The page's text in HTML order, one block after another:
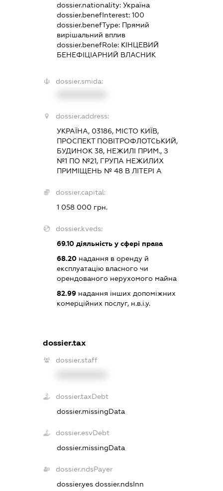
dossier.nationality:Україна
dossier.benefInterest:100
dossier.benefType: Прямий
вирішальний вплив
dossier.benefRole: КІНЦЕВИЙ
БЕНЕФІЦІАРНИЙ ВЛАСНИК
dossier.smida:
dossier.address:
УКРАЇНА, 03186, МІСТО КИЇВ,
ПРОСПЕКТ ПОВІТРОФЛОТСЬКИЙ,
БУДИНОК 38, НЕЖИЛІ ПРИМ., З
№1 ПО №21, ГРУПА НЕЖИЛИХ
ПРИМІЩЕНЬ № 48 В ЛІТЕРІ А
dossier.capital:
1 058 000 грн.
dossier.kveds:
69.10 діяльність у сфері права
68.20 надання в оренду й
експлуатацію власного чи
орендованого нерухомого майна
82.99 надання інших допоміжних
комерційних послуг, н.в.і.у.
dossier.tax
dossier.staff
dossier.taxDebt
dossier.missingData
dossier.esvDebt
dossier.missingData
dossier.ndsPayer
dossier.yesdossier.ndsInn